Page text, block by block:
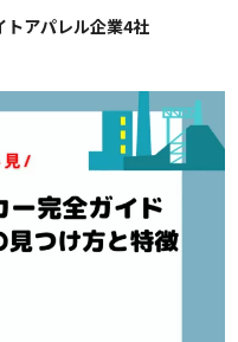
トアパレル企業4社